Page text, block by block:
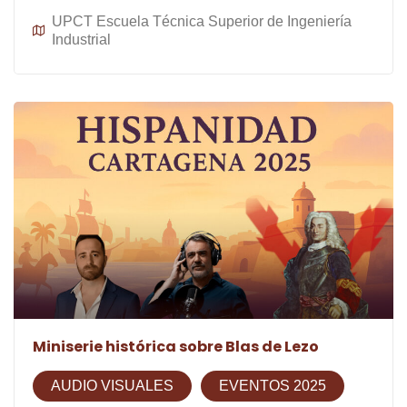
UPCT Escuela Técnica Superior de Ingeniería
Industrial
Miniserie histórica sobre Blas de Lezo
AUDIO VISUALES EVENTOS 2025